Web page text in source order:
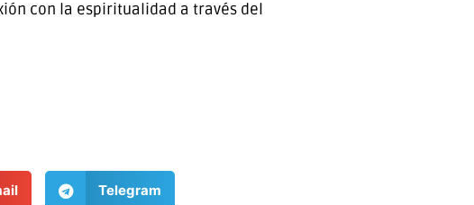
con la espiritualidad a través del
Telegram